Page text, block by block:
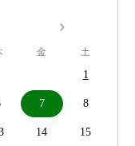
金 土
1
7 8
14 15